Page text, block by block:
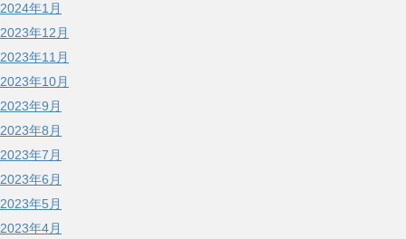
2024年1月
2023年12月
2023年11月
2023年10月
2023年9月
2023年8月
2023年7月
2023年6月
2023年5月
2023年4月